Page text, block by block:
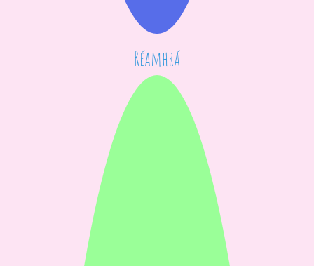
Réamhrá